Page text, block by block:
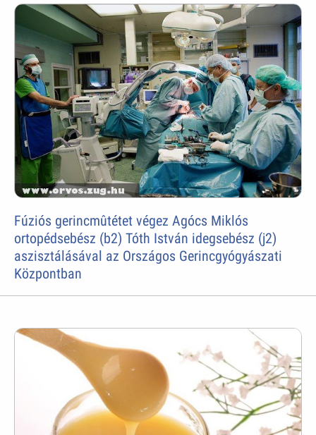
Fúziós gerincmûtétet végez Agócs Miklós
ortopédsebész (b2) Tóth István idegsebész (j2)
aszisztálásával az Országos Gerincgyógyászati
Központban